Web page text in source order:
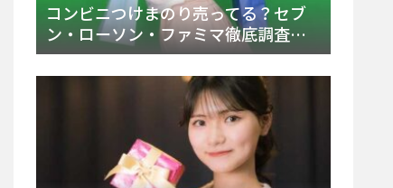
コンビニつけまのり売ってる？セブ
ン・ローソン・ファミマ徹底調査！
ドンキや薬局、Amazon楽天で買う方
法まとめ